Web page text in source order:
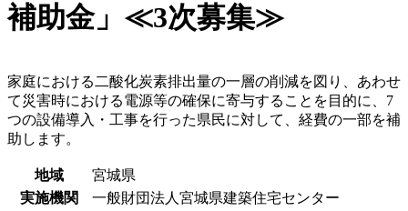
補助金」≪3次募集≫
家庭における二酸化炭素排出量の一層の削減を図り、あわせ
て災害時における電源等の確保に寄与することを目的に、7
つの設備導入・工事を行った県民に対して、経費の一部を補
助します。
地域
宮城県
実施機関
一般財団法人宮城県建築住宅センター